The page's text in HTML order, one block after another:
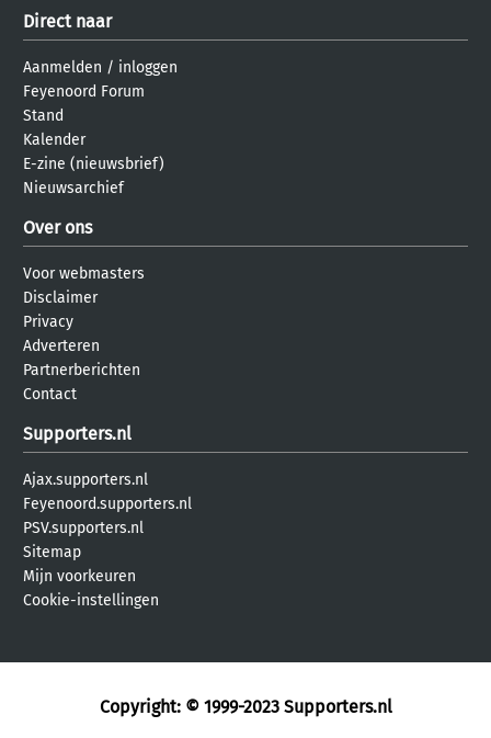
Direct naar
Aanmelden / inloggen
Feyenoord Forum
Stand
Kalender
E-zine (nieuwsbrief)
Nieuwsarchief
Over ons
Voor webmasters
Disclaimer
Privacy
Adverteren
Partnerberichten
Contact
Supporters.nl
Ajax.supporters.nl
Feyenoord.supporters.nl
PSV.supporters.nl
Sitemap
Mijn voorkeuren
Cookie-instellingen
Copyright: © 1999-2023 Supporters.nl